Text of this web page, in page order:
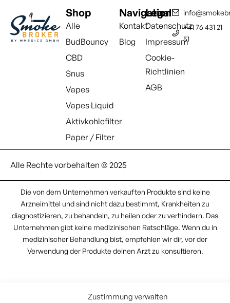
Zustimmung verwalten
Shop
Alle
BudBouncy
CBD
Snus
Vapes
Vapes Liquid
Aktivkohlefilter
Paper / Filter
Navigation
Kontakt
Blog
Legal
Datenschutz
Impressum
Cookie-
Richtlinien
AGB
+41 76 431 21
51
Alle Rechte vorbehalten © 2025
Die von dem Unternehmen verkauften Produkte sind keine
Arzneimittel und sind nicht dazu bestimmt, Krankheiten zu
diagnostizieren, zu behandeln, zu heilen oder zu verhindern. Das
Unternehmen gibt keine medizinischen Ratschläge. Wenn du in
medizinischer Behandlung bist, empfehlen wir dir, vor der
Verwendung der Produkte deinen Arzt zu konsultieren.